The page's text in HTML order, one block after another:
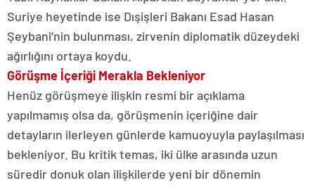
Suriye heyetinde ise Dışişleri Bakanı Esad Hasan
Şeybani’nin bulunması, zirvenin diplomatik düzeydeki
ağırlığını ortaya koydu.
Görüşme İçeriği Merakla Bekleniyor
Henüz görüşmeye ilişkin resmi bir açıklama
yapılmamış olsa da, görüşmenin içeriğine dair
detayların ilerleyen günlerde kamuoyuyla paylaşılması
bekleniyor. Bu kritik temas, iki ülke arasında uzun
süredir donuk olan ilişkilerde yeni bir dönemin